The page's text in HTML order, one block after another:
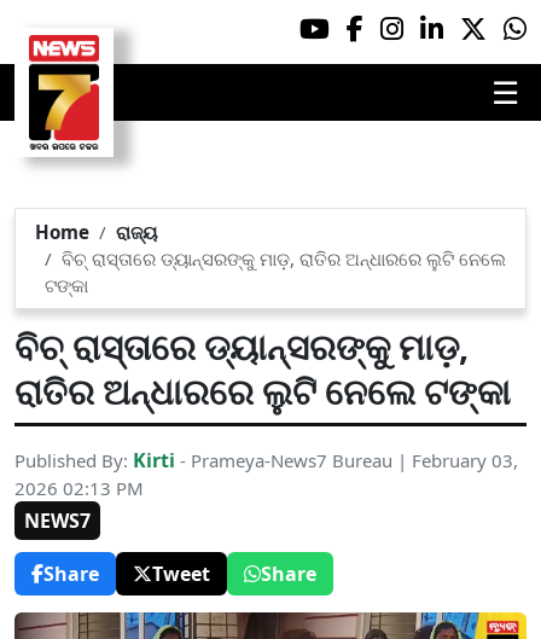
☰
Home
ରାଜ୍ୟ
ବିଚ୍ ରାସ୍ତାରେ ଡ୍ୟାନ୍ସରଙ୍କୁ ମାଡ଼, ରାତିର ଅନ୍ଧାରରେ ଲୁଟି ନେଲେ
ଟଙ୍କା
ବିଚ୍ ରାସ୍ତାରେ ଡ୍ୟାନ୍ସରଙ୍କୁ ମାଡ଼,
ରାତିର ଅନ୍ଧାରରେ ଲୁଟି ନେଲେ ଟଙ୍କା
Published By: Kirti - Prameya-News7 Bureau | February 03,
2026 02:13 PM
NEWS7
Share
Tweet Share